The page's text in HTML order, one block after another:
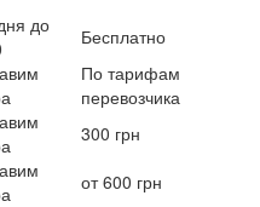
до
Бесплатно
По тарифам
перевозчика
300 грн
от 600 грн